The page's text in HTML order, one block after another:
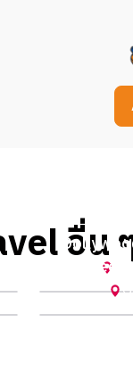
อื่น